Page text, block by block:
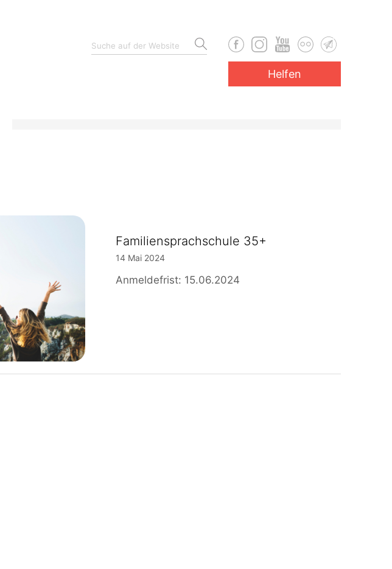
Helfen
Familiensprachschule 35+
14 Mai 2024
Anmeldefrist: 15.06.2024